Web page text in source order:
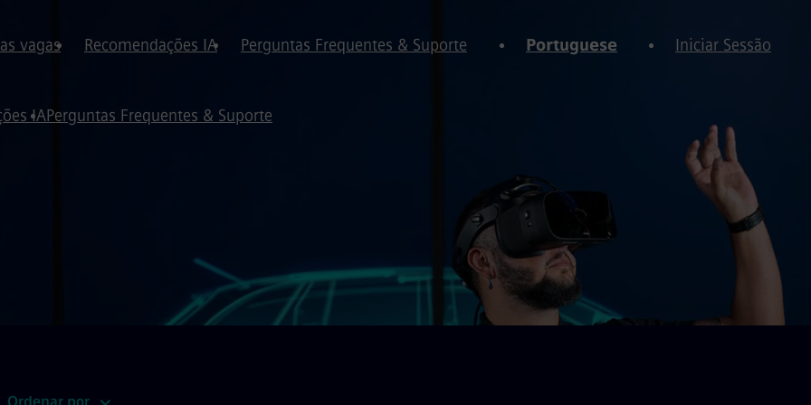
vagas Recomendações IA Perguntas Frequentes & Suporte Portuguese Iniciar Sessão
IAPerguntas Frequentes & Suporte